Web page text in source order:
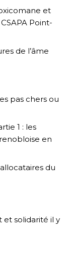
et
Point-
de l’âme
pas chers ou
1 : les
en
du
et solidarité il y